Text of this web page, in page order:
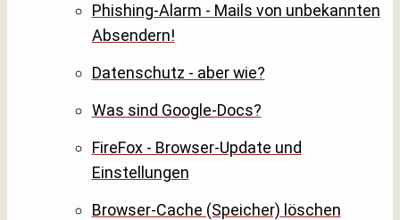
Phishing-Alarm - Mails von unbekannten
Absendern!
Datenschutz - aber wie?
Was sind Google-Docs?
FireFox - Browser-Update und
Einstellungen
Browser-Cache (Speicher) löschen